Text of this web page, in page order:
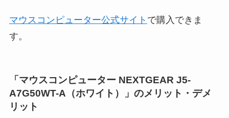
マウスコンピューター公式サイト で購入できま
す。
「マウスコンピューター NEXTGEAR J5-
A7G50WT-A（ホワイト）」のメリット・デメ
リット